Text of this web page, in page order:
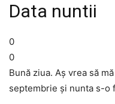
Data nuntii
0
0
Bună ziua. Aș vrea să
septembrie și nunta s-o